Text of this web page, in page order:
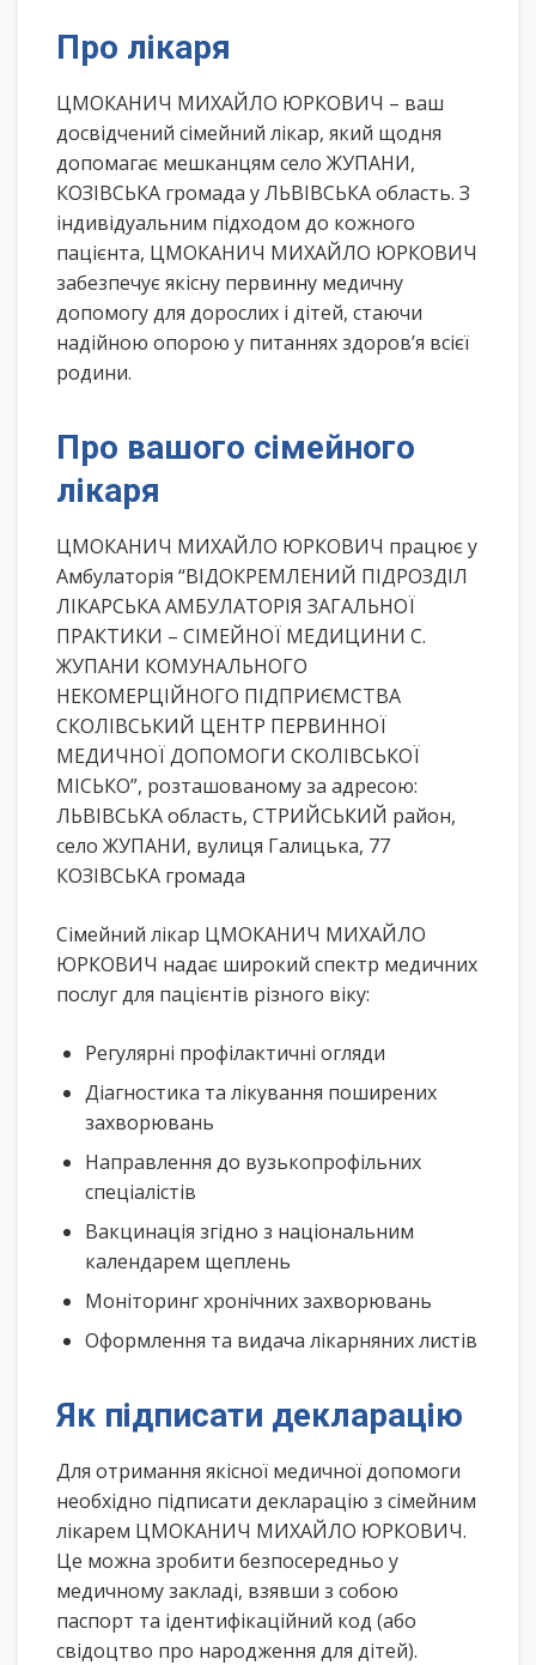
Про лікаря
ЦМОКАНИЧ МИХАЙЛО ЮРКОВИЧ – ваш
досвідчений сімейний лікар, який щодня
допомагає мешканцям село ЖУПАНИ,
КОЗІВСЬКА громада у ЛЬВІВСЬКА область. З
індивідуальним підходом до кожного
пацієнта, ЦМОКАНИЧ МИХАЙЛО ЮРКОВИЧ
забезпечує якісну первинну медичну
допомогу для дорослих і дітей, стаючи
надійною опорою у питаннях здоров’я всієї
родини.
Про вашого сімейного
лікаря
ЦМОКАНИЧ МИХАЙЛО ЮРКОВИЧ працює у
Амбулаторія “ВІДОКРЕМЛЕНИЙ ПІДРОЗДІЛ
ЛІКАРСЬКА АМБУЛАТОРІЯ ЗАГАЛЬНОЇ
ПРАКТИКИ – СІМЕЙНОЇ МЕДИЦИНИ С.
ЖУПАНИ КОМУНАЛЬНОГО
НЕКОМЕРЦІЙНОГО ПІДПРИЄМСТВА
СКОЛІВСЬКИЙ ЦЕНТР ПЕРВИННОЇ
МЕДИЧНОЇ ДОПОМОГИ СКОЛІВСЬКОЇ
МІСЬКО”, розташованому за адресою:
ЛЬВІВСЬКА область, СТРИЙСЬКИЙ район,
село ЖУПАНИ, вулиця Галицька, 77
КОЗІВСЬКА громада
Сімейний лікар ЦМОКАНИЧ МИХАЙЛО
ЮРКОВИЧ надає широкий спектр медичних
послуг для пацієнтів різного віку:
Регулярні профілактичні огляди
Діагностика та лікування поширених
захворювань
Направлення до вузькопрофільних
спеціалістів
Вакцинація згідно з національним
календарем щеплень
Моніторинг хронічних захворювань
Оформлення та видача лікарняних листів
Як підписати декларацію
Для отримання якісної медичної допомоги
необхідно підписати декларацію з сімейним
лікарем ЦМОКАНИЧ МИХАЙЛО ЮРКОВИЧ.
Це можна зробити безпосередньо у
медичному закладі, взявши з собою
паспорт та ідентифікаційний код (або
свідоцтво про народження для дітей).